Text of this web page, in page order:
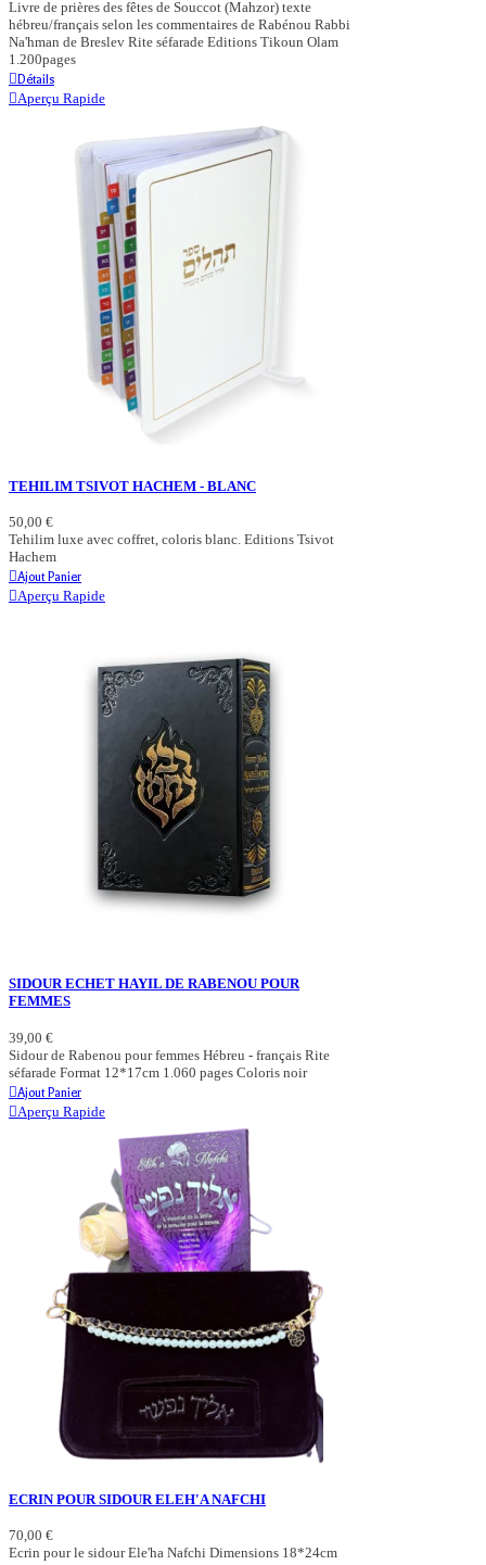
Livre de prières des fêtes de Souccot (Mahzor) texte
hébreu/français selon les commentaires de Rabénou Rabbi
Na'hman de Breslev Rite séfarade Editions Tikoun Olam
1.200pages
Détails
Aperçu Rapide
TEHILIM TSIVOT HACHEM - BLANC
50,00 €
Tehilim luxe avec coffret, coloris blanc. Editions Tsivot
Hachem
Ajout Panier
Aperçu Rapide
SIDOUR ECHET HAYIL DE RABENOU POUR
FEMMES
39,00 €
Sidour de Rabenou pour femmes Hébreu - français Rite
séfarade Format 12*17cm 1.060 pages Coloris noir
Ajout Panier
Aperçu Rapide
ECRIN POUR SIDOUR ELEH'A NAFCHI
70,00 €
Ecrin pour le sidour Ele'ha Nafchi Dimensions 18*24cm